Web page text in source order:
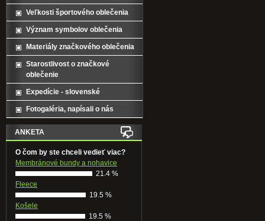
Veľkosti športového oblečenia
Význam symbolov oblečenia
Materiály značkového oblečenia
Starostlivost o značkové
oblečenie
Expedície - slovenské
Fotogaléria, napísali o nás
ANKETA
O čom by ste chceli vedieť viac?
Membránové bundy a nohavice
21.4 %
Fleece
19.5 %
Košele
19.5 %